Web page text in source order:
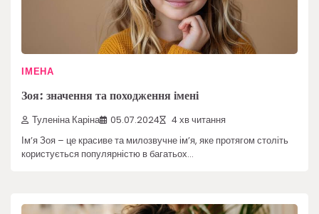
ІМЕНА
Зоя: значення та походження імені
Туленіна Каріна 05.07.2024 4 хв читання
Ім’я Зоя – це красиве та милозвучне ім’я, яке протягом століть
користується популярністю в багатьох…